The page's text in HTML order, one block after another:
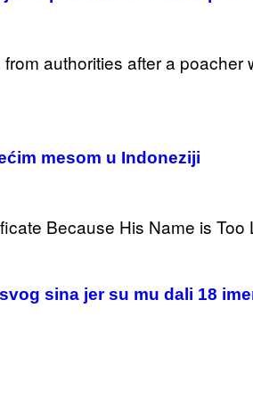
mesom u Indoneziji
sina jer su mu dali 18